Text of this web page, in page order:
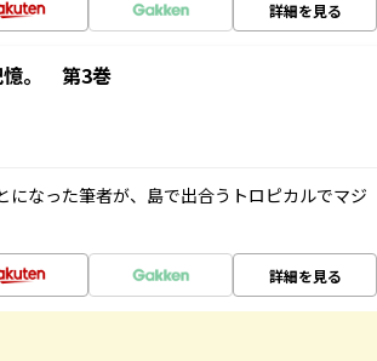
詳細を見る
憶。 第3巻
なった筆者が、島で出合うトロピカルでマジ
詳細を見る